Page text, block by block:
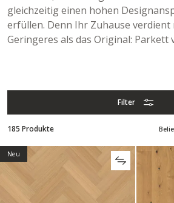
gleichzeitig einen hohen
erfüllen. Denn Ihr Zuhause verdient
Geringeres als das Original: Parkett
Filter
185 Produkte
Neu